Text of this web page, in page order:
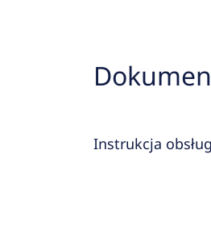
Instrukcja